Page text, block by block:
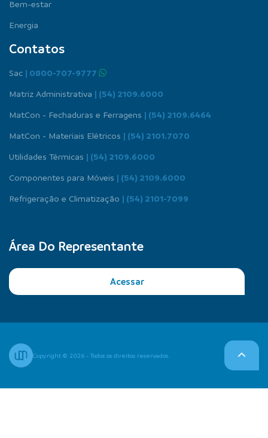
Bem-estar
Energia
Contatos
Sac | 0800-707-9777
Matriz Administrativa | (54) 2109.6000
MatCon - Fechaduras e Ferragens | (54) 2109.6464
MatCon - Materiais Elétricos | (54) 2101.7070
Utilidades Térmicas | (54) 2109.6000
Componentes para Móveis | (54) 2109.6000
Refrigeração e Climatização | (54) 2101-7099
Área Do Representante
Acessar
Copyright © 2026 - Todos os direitos reservados.